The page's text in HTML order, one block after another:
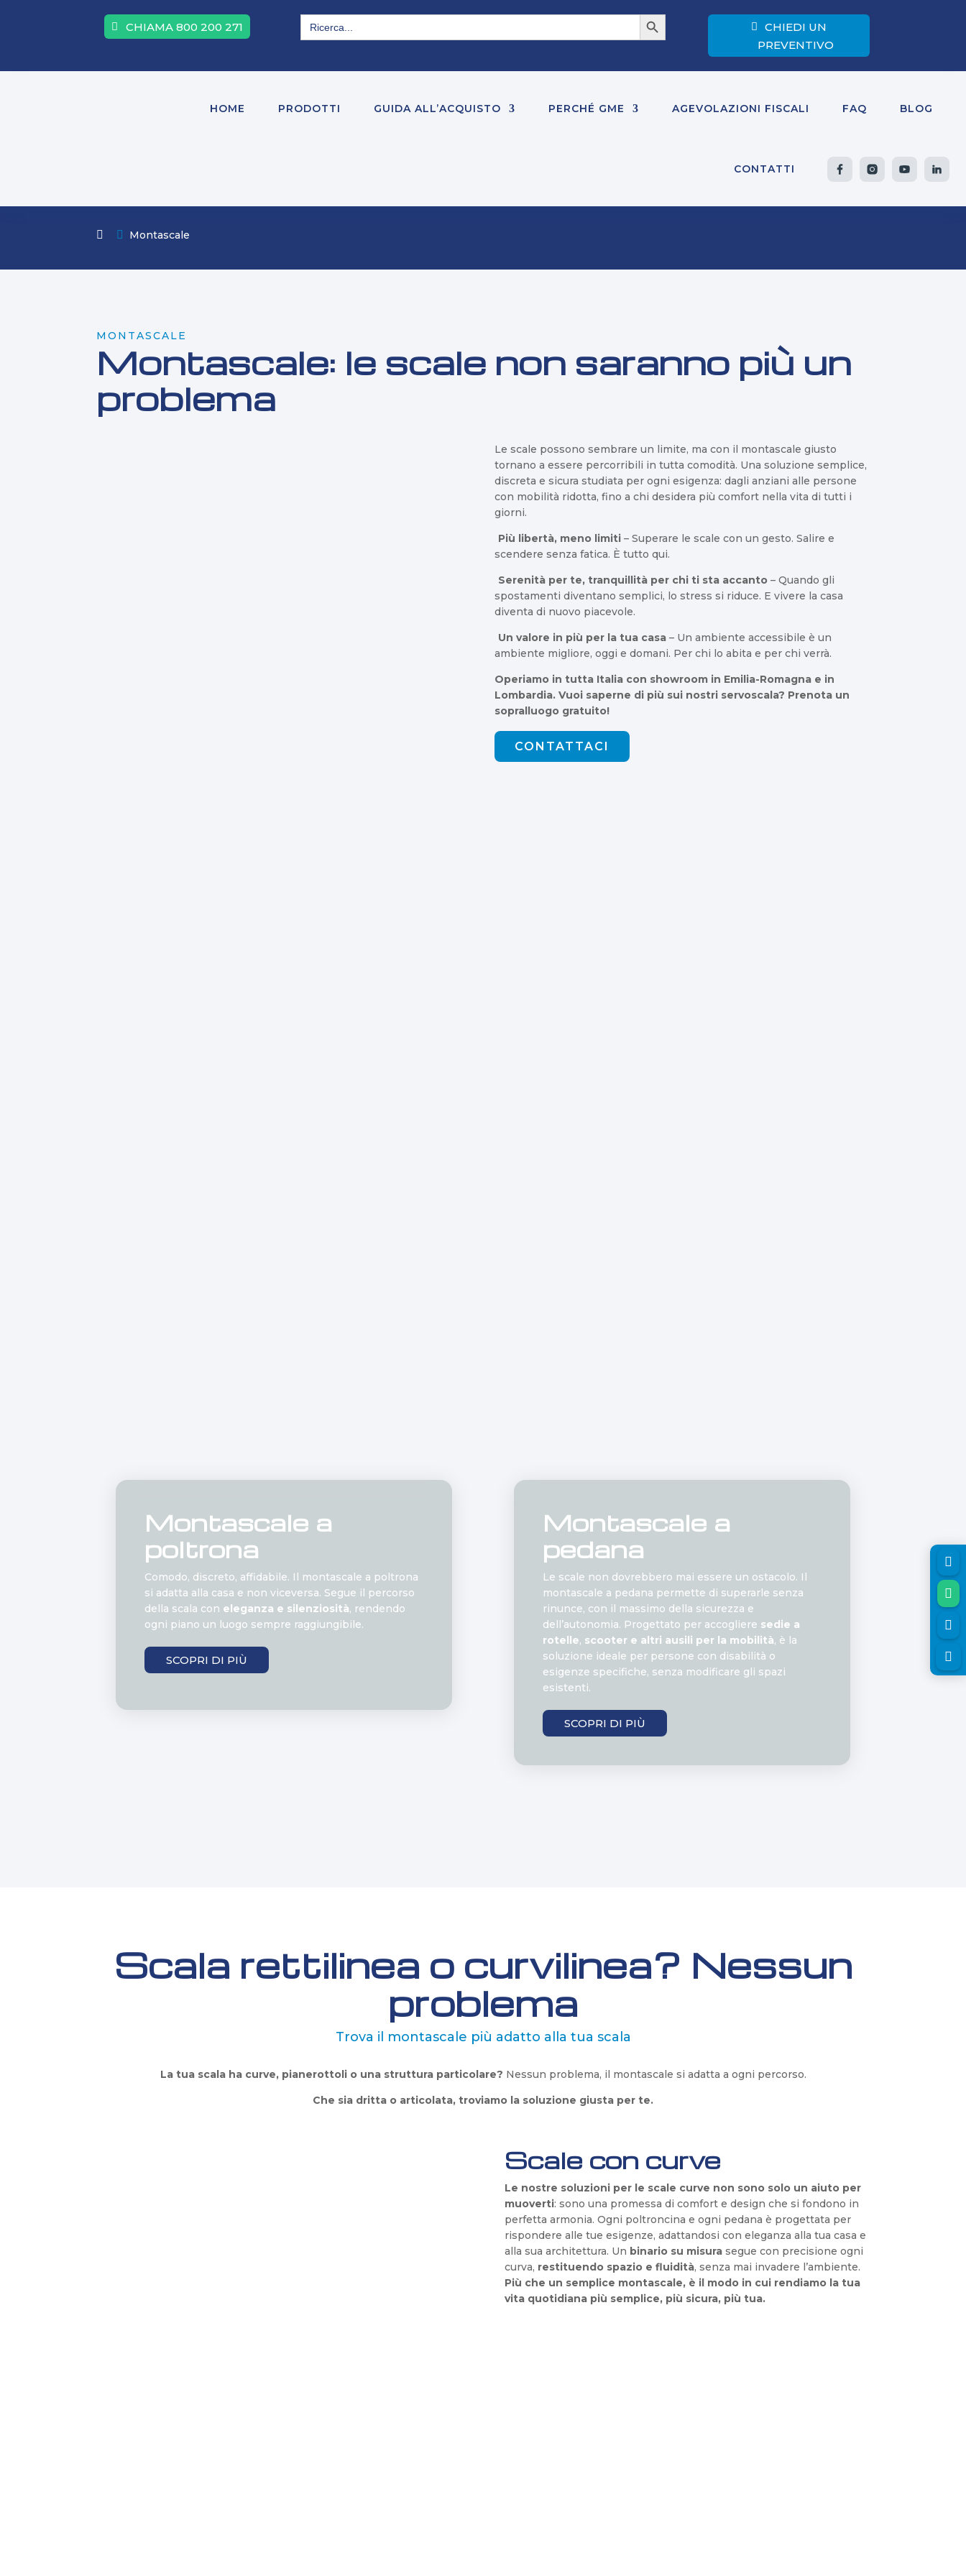
CHIAMA 800 200 271
Search
for:
Search Button
CHIEDI UN
PREVENTIVO
HOME PRODOTTI GUIDA ALL’ACQUISTO PERCHÉ GME AGEVOLAZIONI FISCALI FAQ BLOG
CONTATTI
 Montascale
MONTASCALE
Montascale: le scale non saranno più un
problema
Le scale possono sembrare un limite, ma con il montascale giusto
tornano a essere percorribili in tutta comodità. Una soluzione semplice,
discreta e sicura studiata per ogni esigenza: dagli anziani alle persone
con mobilità ridotta, fino a chi desidera più comfort nella vita di tutti i
giorni.
Più libertà, meno limiti – Superare le scale con un gesto. Salire e
scendere senza fatica. È tutto qui.
Serenità per te, tranquillità per chi ti sta accanto – Quando gli
spostamenti diventano semplici, lo stress si riduce. E vivere la casa
diventa di nuovo piacevole.
Un valore in più per la tua casa – Un ambiente accessibile è un
ambiente migliore, oggi e domani. Per chi lo abita e per chi verrà.
Operiamo in tutta Italia con showroom in Emilia-Romagna e in
Lombardia. Vuoi saperne di più sui nostri servoscala? Prenota un
sopralluogo gratuito!
CONTATTACI
Montascale a
poltrona
Comodo, discreto, affidabile. Il montascale a poltrona
si adatta alla casa e non viceversa. Segue il percorso
della scala con eleganza e silenziosità, rendendo
ogni piano un luogo sempre raggiungibile.
SCOPRI DI PIÙ
Montascale a
pedana
Le scale non dovrebbero mai essere un ostacolo. Il
montascale a pedana permette di superarle senza
rinunce, con il massimo della sicurezza e
dell’autonomia. Progettato per accogliere sedie a
rotelle, scooter e altri ausili per la mobilità, è la
soluzione ideale per persone con disabilità o
esigenze specifiche, senza modificare gli spazi
esistenti.
SCOPRI DI PIÙ
Scala rettilinea o curvilinea? Nessun
problema
Trova il montascale più adatto alla tua scala
La tua scala ha curve, pianerottoli o una struttura particolare? Nessun problema, il montascale si adatta a ogni percorso.
Che sia dritta o articolata, troviamo la soluzione giusta per te.
Scale con curve
Le nostre soluzioni per le scale curve non sono solo un aiuto per
muoverti: sono una promessa di comfort e design che si fondono in
perfetta armonia. Ogni poltroncina e ogni pedana è progettata per
rispondere alle tue esigenze, adattandosi con eleganza alla tua casa e
alla sua architettura. Un binario su misurasegue con precisione ogni
curva, restituendo spazio e fluidità, senza mai invadere l’ambiente.
Più che un semplice montascale, è il modo in cui rendiamo la tua
vita quotidiana più semplice, più sicura, più tua.



